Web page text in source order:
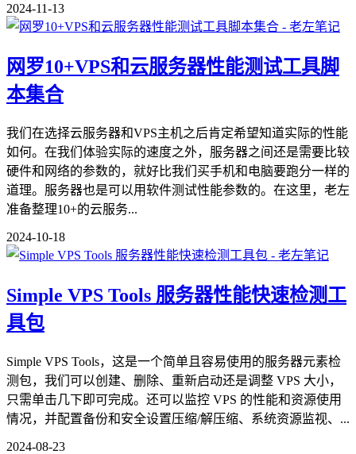
2024-11-13
网罗10+VPS和云服务器性能测试工具脚
本集合
我们在选择云服务器和VPS主机之后肯定希望知道实际的性能
如何。在我们体验实际的速度之外，服务器之间还是需要比较
硬件和网络的参数的，就好比我们买手机和电脑要跑分一样的
道理。服务器也是可以用软件测试性能参数的。在这里，老左
准备整理10+的云服务...
2024-10-18
Simple VPS Tools 服务器性能快速检测工
具包
Simple VPS Tools，这是一个简单且容易使用的服务器元素检
测包，我们可以创建、删除、重新启动还是调整 VPS 大小，
只需单击几下即可完成。还可以监控 VPS 的性能和资源使用
情况，并配置备份和安全设置压缩/解压缩、系统资源监视、...
2024-08-23